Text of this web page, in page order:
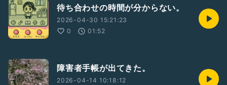
待ち合わせの時間が分からない。
2026-04-30 15:21:23
0
01:52
障害者手帳が出てきた。
2026-04-14 10:18:12